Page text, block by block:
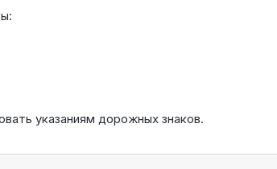
указаниям дорожных знаков.